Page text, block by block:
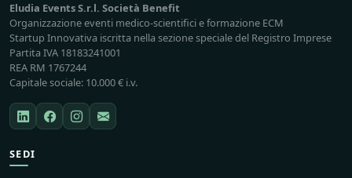
Eludia Events S.r.l. Società Benefit
Organizzazione eventi medico-scientifici e formazione ECM
Startup Innovativa iscritta nella sezione speciale del Registro Imprese
Partita IVA 18183241001
REA RM 1767244
Capitale sociale: 10.000 € i.v.
SEDI